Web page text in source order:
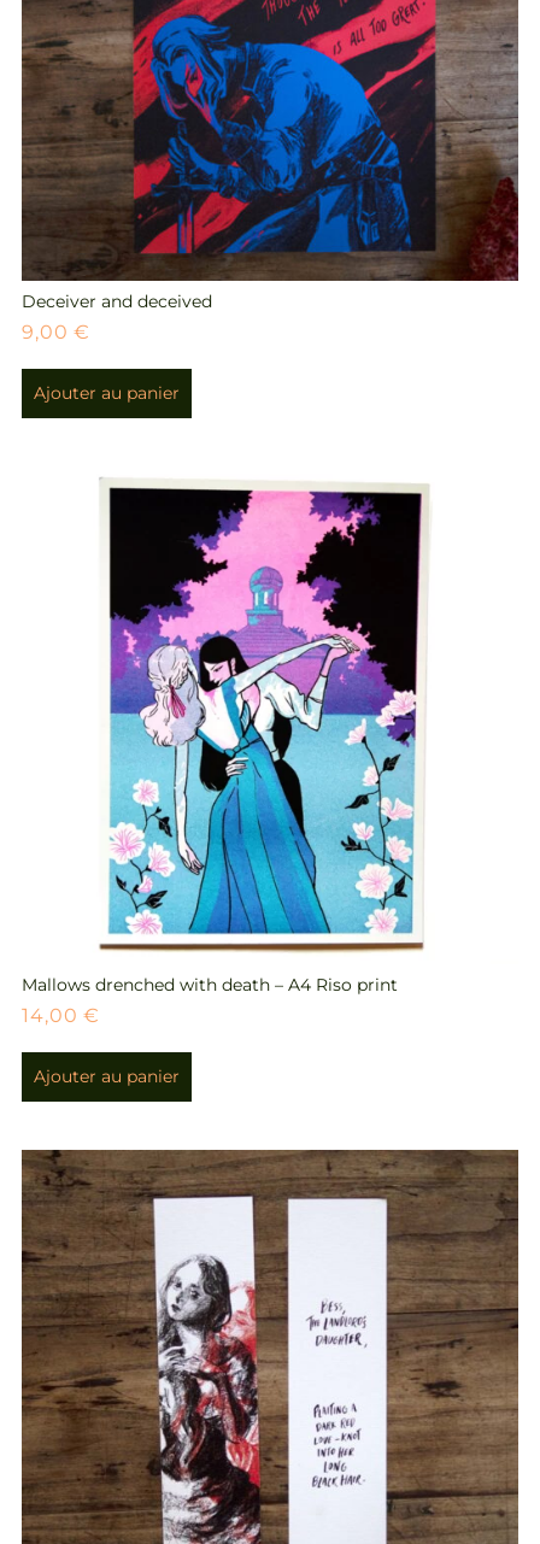
Deceiver and deceived
9,00€
Ajouter au panier
Mallows drenched with death – A4 Riso print
14,00€
Ajouter au panier